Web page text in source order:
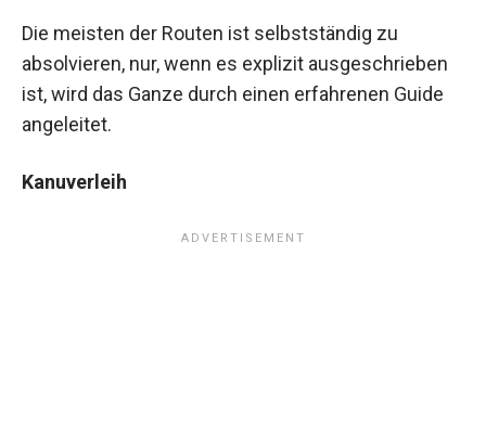
Die meisten der Routen ist selbstständig zu
absolvieren, nur, wenn es explizit ausgeschrieben
ist, wird das Ganze durch einen erfahrenen Guide
angeleitet.
Kanuverleih